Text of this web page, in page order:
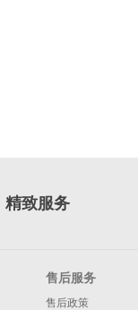
精致服务
售后服务
售后政策